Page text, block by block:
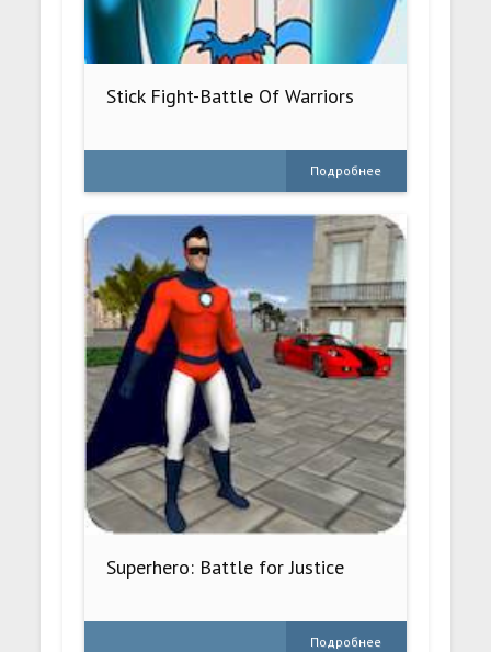
Stick Fight-Battle Of Warriors
Подробнее
Superhero: Battle for Justice
Подробнее